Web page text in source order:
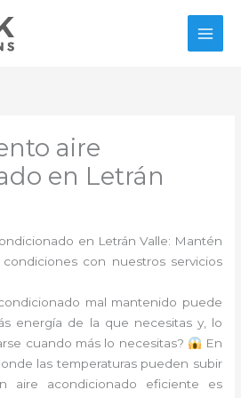
aire
en Letrán
en Letrán Valle: Mantén
con nuestros servicios
mal mantenido puede
energía de la que necesitas y, lo
cuando más lo necesitas?
En
las temperaturas pueden subir
aire acondicionado eficiente es